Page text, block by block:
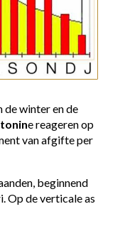
de winter en de
e reageren op
van afgifte per
beginnend
Op de verticale as